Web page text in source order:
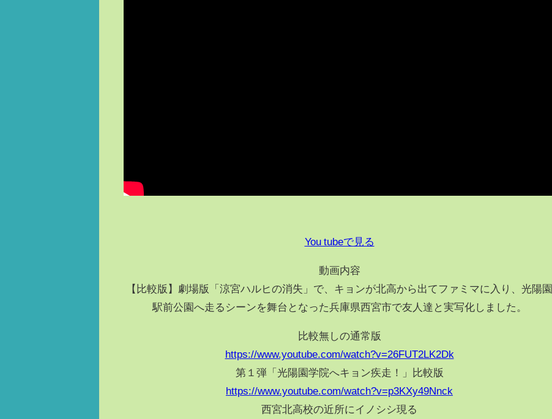
You tubeで見る
動画内容
【比較版】劇場版「涼宮ハルヒの消失」で、キョンが北高から出てファミマに入り、光陽園
駅前公園­へ走るシーンを舞台となった兵庫県西宮市で友人達と実写化しました。
比較無しの通常版
https://www.youtube.com/watch?v=26FUT2LK2Dk
第１弾「光陽園学院へキョン疾走！」比較版
https://www.youtube.com/watch?v=p3KXy49Nnck
西宮北高校の近所にイノシシ現る